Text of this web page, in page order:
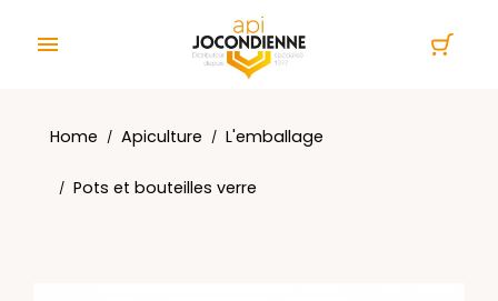

Home Apiculture L'emballage
Pots et bouteilles verre